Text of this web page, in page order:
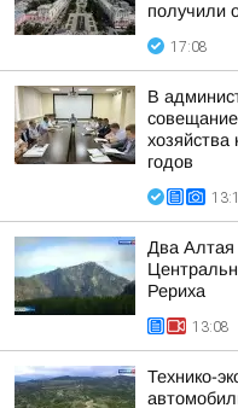
получили
17:08
В
совещание
хозяйства
годов
Два Алтая
Рериха
13:08
Технико-